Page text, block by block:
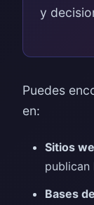
y
Puedes
en:
Sitios
publican
Bases